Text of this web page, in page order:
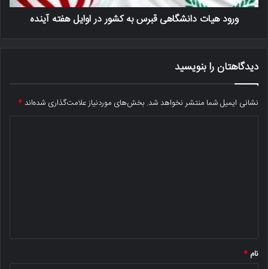
ورود هیات دانشگاهی قبرس به کشور در اوایل هفته آینده
دیدگاهتان را بنویسید
نشانی ایمیل شما منتشر نخواهد شد. بخش‌های موردنیاز علامت‌گذاری شده‌اند*
نام *